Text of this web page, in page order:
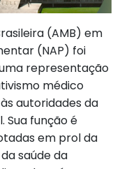
(AMB) em
(NAP) foi
representação
médico
autoridades da
Sua função é
em prol da
saúde da